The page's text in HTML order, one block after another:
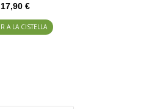
17,90 €
A LA CISTELLA